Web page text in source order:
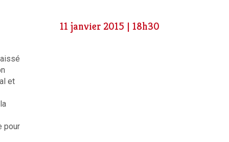
11 janvier 2015 | 18h30
et
pour